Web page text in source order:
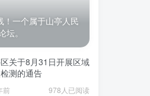
！一个属于山亭人民
坛。
关于8月31日开展区域
测的通告
前 978人已阅读